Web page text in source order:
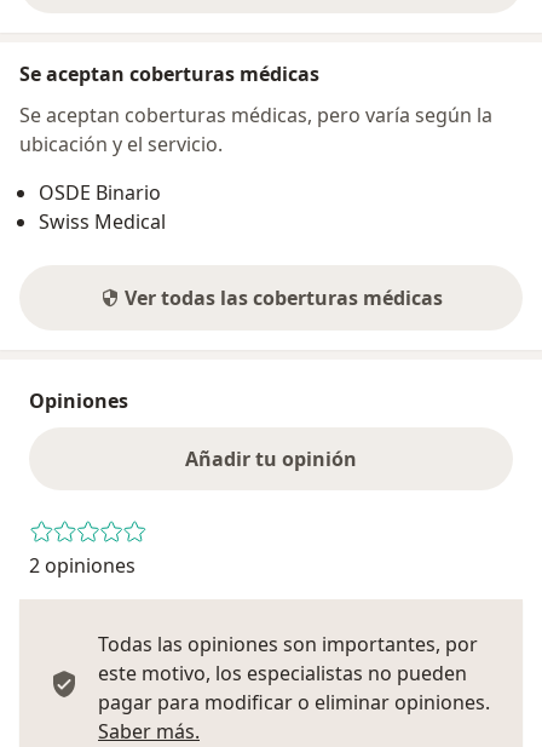
Se aceptan coberturas médicas
Se aceptan coberturas médicas, pero varía según la
ubicación y el servicio.
OSDE Binario
Swiss Medical
Ver todas las coberturas médicas
Opiniones
Añadir tu opinión
2 opiniones
Todas las opiniones son importantes, por
este motivo, los especialistas no pueden
pagar para modificar o eliminar opiniones.
Saber más.